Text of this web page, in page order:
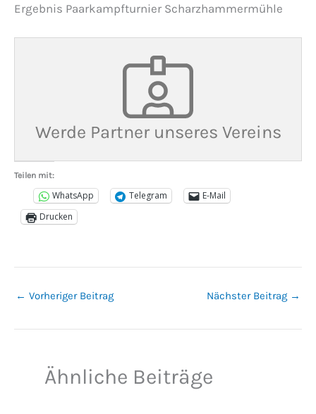
Ergebnis Paarkampfturnier Scharzhammermühle
Werde Partner unseres Vereins
Teilen mit:
WhatsApp Telegram
E-Mail
Drucken
← Vorheriger Beitrag Nächster Beitrag →
Ähnliche Beiträge